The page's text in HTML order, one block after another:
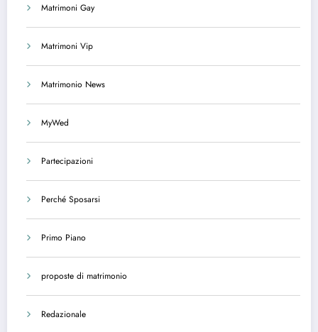
Matrimoni Gay
Matrimoni Vip
Matrimonio News
MyWed
Partecipazioni
Perché Sposarsi
Primo Piano
proposte di matrimonio
Redazionale